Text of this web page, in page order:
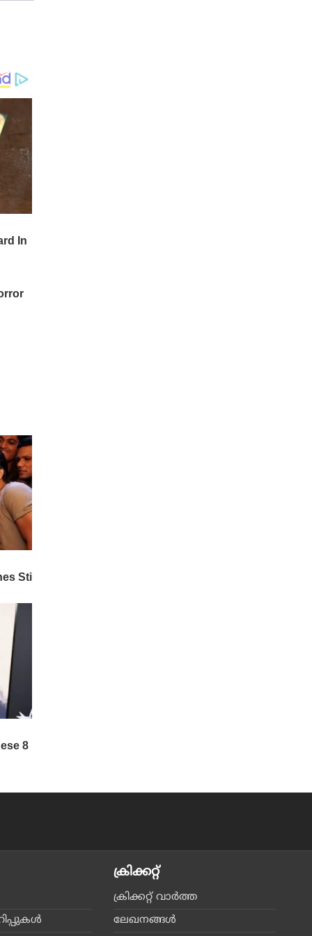
ക്രിക്കറ്റ്‌
ക്രിക്കറ്റ്‌ വാര്‍ത്ത
ലേഖനങ്ങള്‍